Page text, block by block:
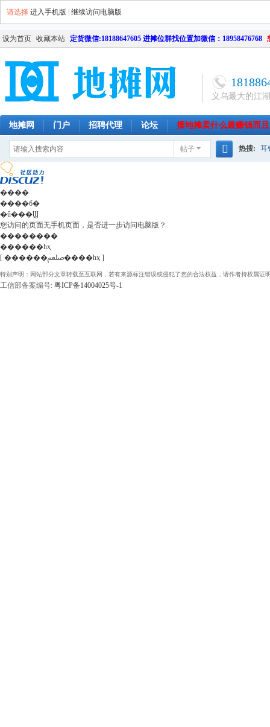
请选择 进入手机版 继续访问电脑版
设为首页 收藏本站 定货微信:18188647605 进摊位群找位置加微信：18958476768
义乌最大的江
地摊网 门户 招聘代理 论坛 摆地摊卖什么最赚钱而
南昌
帖子 热搜: 耳
����
����б�
�û���Ϣ
您访问的页面无手机页面，是否进一步访问电脑版？
��������
������һҳ
[ ������ﷵ����һҳ ]
特别声明：网站部分文章转载至互联网，若有来源标注错误或侵犯了您的合法权益，请作者持权属证
工信部备案编号: 粤ICP备14004025号-1